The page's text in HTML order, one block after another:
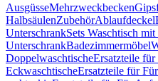
AusgüsseMehrzweckbecken
HalbsäulenZubehörAblaufdeckel
UnterschrankSets Waschtisch
UnterschrankBadezimmermöbel
DoppelwaschtischeErsatzteile
EckwaschtischeErsatzteile für